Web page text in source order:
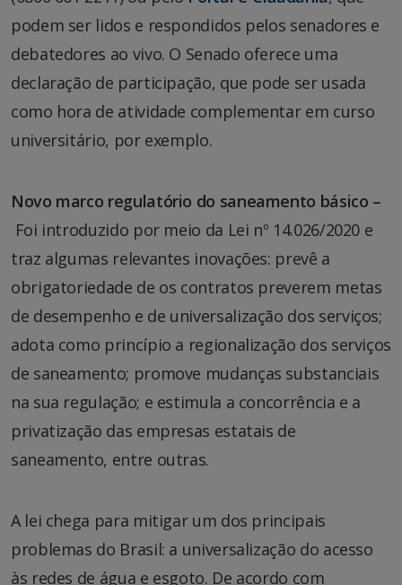
podem ser lidos e respondidos pelos senadores e
debatedores ao vivo. O Senado oferece uma
declaração de participação, que pode ser usada
como hora de atividade complementar em curso
universitário, por exemplo.
Novo marco regulatório do saneamento básico –
Foi introduzido por meio da Lei nº 14.026/2020 e
traz algumas relevantes inovações: prevê a
obrigatoriedade de os contratos preverem metas
de desempenho e de universalização dos serviços;
adota como princípio a regionalização dos serviços
de saneamento; promove mudanças substanciais
na sua regulação; e estimula a concorrência e a
privatização das empresas estatais de
saneamento, entre outras.
A lei chega para mitigar um dos principais
problemas do Brasil: a universalização do acesso
às redes de água e esgoto. De acordo com